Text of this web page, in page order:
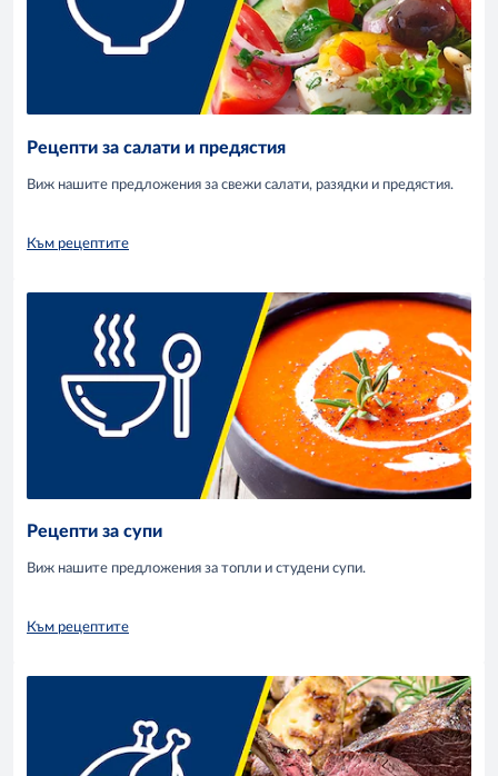
Рецепти за салати и предястия
Виж нашите предложения за свежи салати, разядки и предястия.
Към рецептите
Рецепти за супи
Виж нашите предложения за топли и студени супи.
Към рецептите